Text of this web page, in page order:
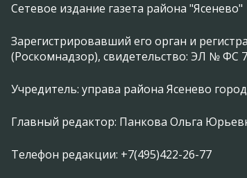
Сетевое издание газета района "Ясенево"
Зарегистрировавший его орган и
(Роскомнадзор), свидетельство: ЭЛ № ФС
Учредитель: управа района Ясенево
Главный редактор: Панкова Ольга
Телефон редакции: +7(495)422-26-77